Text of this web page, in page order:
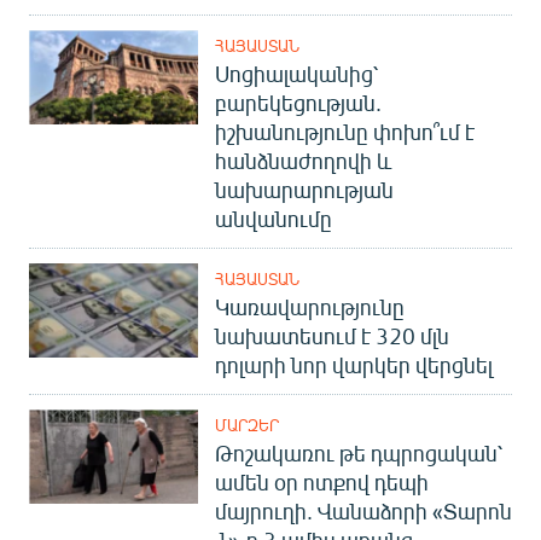
ՀԱՅԱՍՏԱՆ
Սոցիալականից՝
բարեկեցության.
իշխանությունը փոխո՞ւմ է
հանձնաժողովի և
նախարարության
անվանումը
ՀԱՅԱՍՏԱՆ
Կառավարությունը
նախատեսում է 320 մլն
դոլարի նոր վարկեր վերցնել
ՄԱՐԶԵՐ
Թոշակառու թե դպրոցական՝
ամեն օր ոտքով դեպի
մայրուղի. Վանաձորի «Տարոն